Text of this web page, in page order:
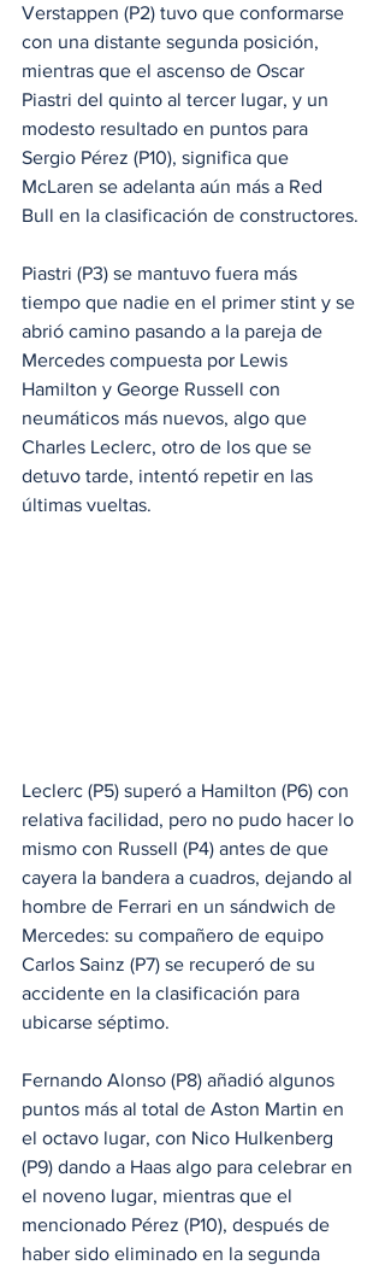
Verstappen (P2) tuvo que conformarse
con una distante segunda posición,
mientras que el ascenso de Oscar
Piastri del quinto al tercer lugar, y un
modesto resultado en puntos para
Sergio Pérez (P10), significa que
McLaren se adelanta aún más a Red
Bull en la clasificación de constructores.
Piastri (P3) se mantuvo fuera más
tiempo que nadie en el primer stint y se
abrió camino pasando a la pareja de
Mercedes compuesta por Lewis
Hamilton y George Russell con
neumáticos más nuevos, algo que
Charles Leclerc, otro de los que se
detuvo tarde, intentó repetir en las
últimas vueltas.
Leclerc (P5) superó a Hamilton (P6) con
relativa facilidad, pero no pudo hacer lo
mismo con Russell (P4) antes de que
cayera la bandera a cuadros, dejando al
hombre de Ferrari en un sándwich de
Mercedes: su compañero de equipo
Carlos Sainz (P7) se recuperó de su
accidente en la clasificación para
ubicarse séptimo.
Fernando Alonso (P8) añadió algunos
puntos más al total de Aston Martin en
el octavo lugar, con Nico Hulkenberg
(P9) dando a Haas algo para celebrar en
el noveno lugar, mientras que el
mencionado Pérez (P10), después de
haber sido eliminado en la segunda